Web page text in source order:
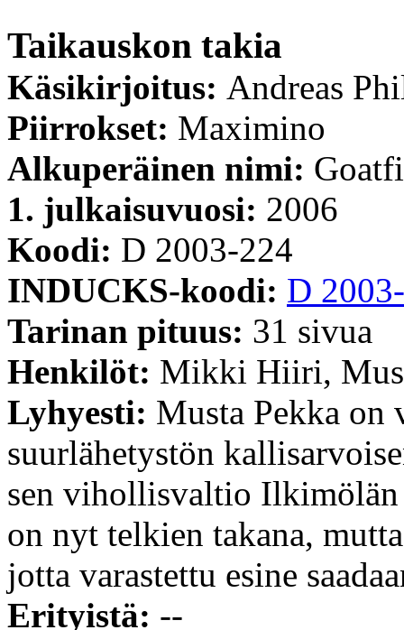
Taikauskon takia
Käsikirjoitus: Andreas
Piirrokset: Maximino
Alkuperäinen nimi:
1. julkaisuvuosi: 2006
Koodi: D 2003-224
INDUCKS-koodi: D
Tarinan pituus: 31 sivua
Henkilöt: Mikki Hiiri,
Lyhyesti: Musta Pekka on
suurlähetystön
sen vihollisvaltio Ilkimölän
on nyt telkien takana,
jotta varastettu esine
Erityistä: --